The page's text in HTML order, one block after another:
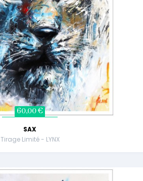
60,00 €
SAX
Tirage Limité - LYNX